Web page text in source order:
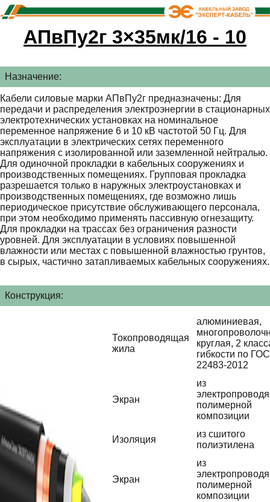
АПвПу2г 3×35мк/16 - 10
Назначение:
Кабели силовые марки АПвПу2г предназначены: Для
передачи и распределения электроэнергии в стационарных
электротехнических установках на номинальное
переменное напряжение 6 и 10 кВ частотой 50 Гц. Для
эксплуатации в электрических сетях переменного
напряжения с изолированной или заземленной нейтралью.
Для одиночной прокладки в кабельных сооружениях и
производственных помещениях. Групповая прокладка
разрешается только в наружных электроустановках и
производственных помещениях, где возможно лишь
периодическое присутствие обслуживающего персонала,
при этом необходимо применять пассивную огнезащиту.
Для прокладки на трассах без ограничения разности
уровней. Для эксплуатации в условиях повышенной
влажности или местах с повышенной влажностью грунтов,
в сырых, частично затапливаемых кабельных сооружениях.
Конструкция:
Токопроводящая
жила
алюминиевая,
круглая, 2
гибкости по
22483-2012
Экран
из
полимерной
композиции
Изоляция
из сшитого
полиэтилена
Экран
из
полимерной
композиции